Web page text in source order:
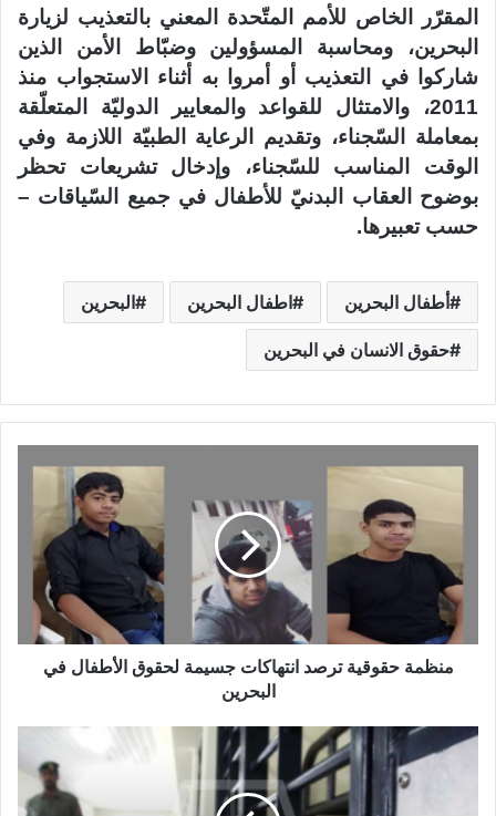
المقرّر الخاص للأمم المتّحدة المعني بالتعذيب لزيارة
البحرين، ومحاسبة المسؤولين وضبّاط الأمن الذين
شاركوا في التعذيب أو أمروا به أثناء الاستجواب منذ
2011، والامتثال للقواعد والمعايير الدوليّة المتعلّقة
بمعاملة السّجناء، وتقديم الرعاية الطبيّة اللازمة وفي
الوقت المناسب للسّجناء، وإدخال تشريعات تحظر
بوضوح العقاب البدنيّ للأطفال في جميع السّياقات –
حسب تعبيرها.
أطفال البحرين اطفال البحرين البحرين
حقوق الانسان في البحرين
منظمة حقوقية ترصد انتهاكات جسيمة لحقوق الأطفال في
البحرين